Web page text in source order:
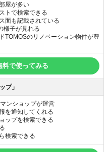
屋が多い
トで検索できる
面も記載されている
様子が見れる
TOMOSのリノベーション物件が豊
料で使ってみる
プ」
ンショップが運営
を通知してくれる
ップを検索できる
検索できる